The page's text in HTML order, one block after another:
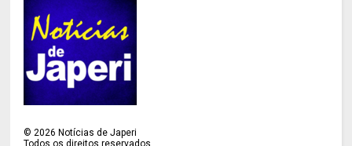
©2026 Notícias de Japeri
Todos os direitos reservados.